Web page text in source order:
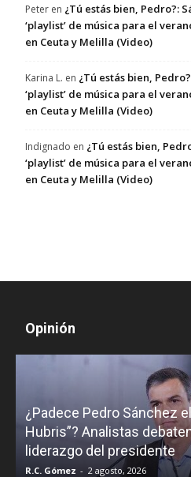
Peter en ¿Tú estás bien, Pedro?:
‘playlist’ de música para el
en Ceuta y Melilla (Video)
Karina L. en ¿Tú estás bien,
‘playlist’ de música para el
en Ceuta y Melilla (Video)
Indignado en ¿Tú estás bien,
‘playlist’ de música para el
en Ceuta y Melilla (Video)
Opinión
¿Padece Pedro Sánchez
Hubris”? Analistas
liderazgo del presidente
R.C. Gómez - 2 agosto, 2026